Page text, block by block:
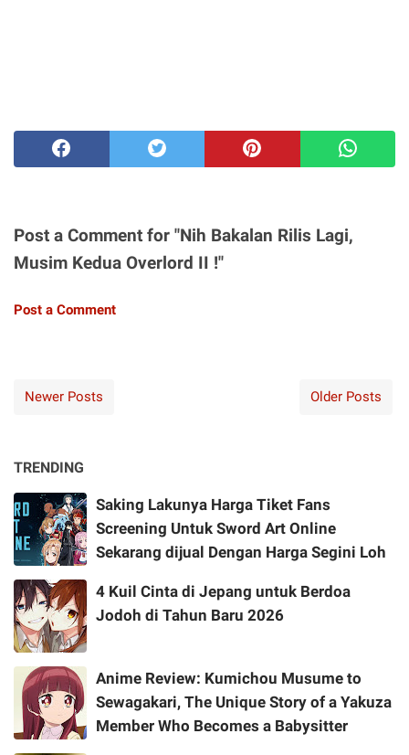
Post a Comment for "Nih Bakalan Rilis Lagi,
Musim Kedua Overlord II !"
Post a Comment
Newer Posts Older Posts
TRENDING
Saking Lakunya Harga Tiket Fans
Screening Untuk Sword Art Online
Sekarang dijual Dengan Harga Segini Loh
4 Kuil Cinta di Jepang untuk Berdoa
Jodoh di Tahun Baru 2026
Anime Review: Kumichou Musume to
Sewagakari, The Unique Story of a Yakuza
Member Who Becomes a Babysitter